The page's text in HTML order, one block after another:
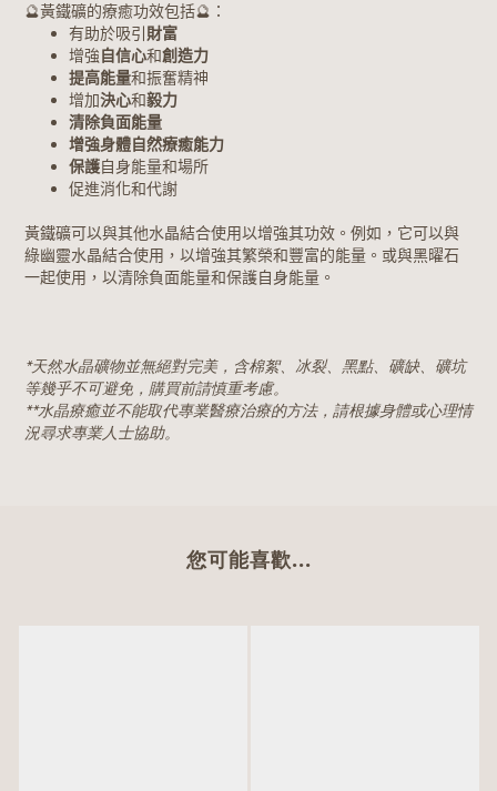
🔮黃鐵礦的療癒功效包括🔮：
有助於吸引財富
增強自信心和創造力
提高能量和振奮精神
增加決心和毅力
清除負面能量
增強身體自然療癒能力
保護自身能量和場所
促進消化和代謝
黃鐵礦可以與其他水晶結合使用以增強其功效。例如，它可以與
綠幽靈水晶結合使用，以增強其繁榮和豐富的能量。或與黑曜石
一起使用，以清除負面能量和保護自身能量。
*天然水晶礦物並無絕對完美，含棉絮、冰裂、黑點、礦缺、礦坑
等幾乎不可避免，購買前請慎重考慮。
**水晶療癒並不能取代專業醫療治療的方法，請根據身體或心理情
況尋求專業人士協助。
您可能喜歡...